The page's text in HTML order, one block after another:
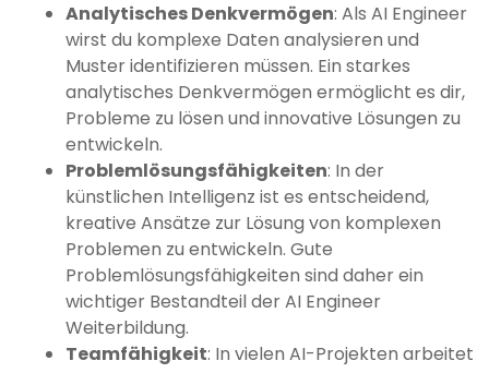
Analytisches Denkvermögen: Als AI Engineer
wirst du komplexe Daten analysieren und
Muster identifizieren müssen. Ein starkes
analytisches Denkvermögen ermöglicht es dir,
Probleme zu lösen und innovative Lösungen zu
entwickeln.
Problemlösungsfähigkeiten: In der
künstlichen Intelligenz ist es entscheidend,
kreative Ansätze zur Lösung von komplexen
Problemen zu entwickeln. Gute
Problemlösungsfähigkeiten sind daher ein
wichtiger Bestandteil der AI Engineer
Weiterbildung.
Teamfähigkeit: In vielen AI-Projekten arbeitet